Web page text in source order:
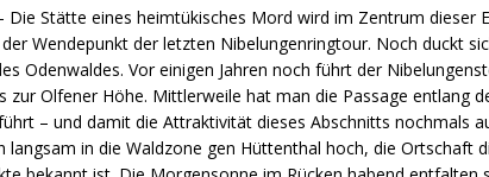
Die Stätte eines heimtükisches Mord wird im Zentrum dieser
Wendepunkt der letzten Nibelungenringtour. Noch duckt
Odenwaldes. Vor einigen Jahren noch führt der
zur Olfener Höhe. Mittlerweile hat man die Passage entlang
– und damit die Attraktivität dieses Abschnitts nochmals
langsam in die Waldzone gen Hüttenthal hoch, die Ortschaft